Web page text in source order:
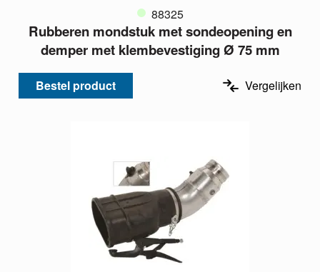
88325
Rubberen mondstuk met sondeopening en
demper met klembevestiging Ø 75 mm
Bestel product Vergelijken